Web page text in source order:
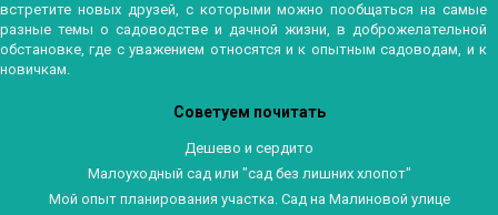
встретите новых друзей, с которыми можно пообщаться на самые
разные темы о садоводстве и дачной жизни, в доброжелательной
обстановке, где с уважением относятся и к опытным садоводам, и к
новичкам.
Советуем почитать
Дешево и сердито
Малоуходный сад или "сад без лишних хлопот"
Мой опыт планирования участка. Сад на Малиновой улице